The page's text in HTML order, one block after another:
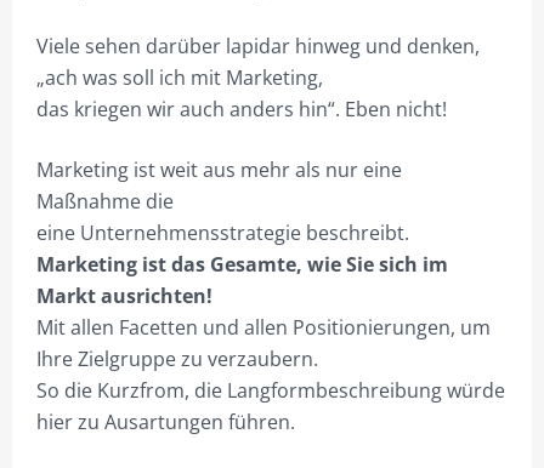
DIE EIGENE DIVISION.
SEI ANDERS – SEI BESSER!
UMSATZ BRINGT ERFOLG!
KNOW HOW STÄRKT.
NEUE PERSPEKTIVEN!
DEIN ONEMANOFFICE.
BUSINESS VS. TECHNIK.
SUCHE-PROFI.DE – INFO
Viele sehen darüber lapidar hinweg und denken,
„ach was soll ich mit Marketing,
das kriegen wir auch anders hin“. Eben nicht!
Marketing ist weit aus mehr als nur eine
Maßnahme die
eine Unternehmensstrategie beschreibt.
Marketing ist das Gesamte, wie Sie sich im
Markt ausrichten!
Mit allen Facetten und allen Positionierungen, um
Ihre Zielgruppe zu verzaubern.
So die Kurzfrom, die Langformbeschreibung würde
hier zu Ausartungen führen.